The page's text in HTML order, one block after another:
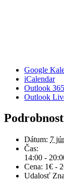
Google
iCalendar
Outlook 365
Outlook
Dátum: 7
Čas:
14:00 -
Cena: 1€ -
Udalosť